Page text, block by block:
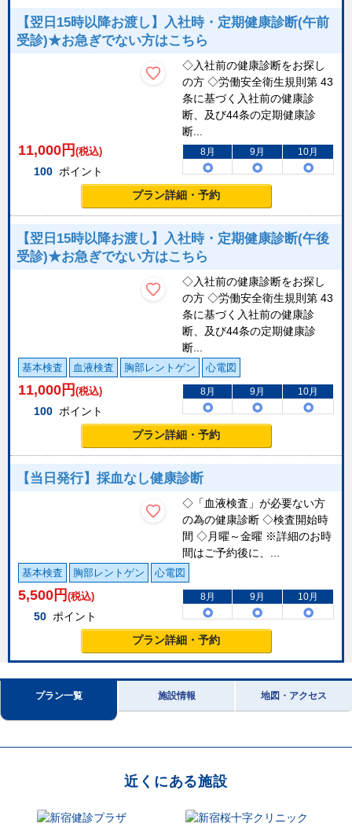
【翌日15時以降お渡し】入社時・定期健康診断(午前
受診)★お急ぎでない方はこちら
◇入社前の健康診断をお探し
の方 ◇労働安全衛生規則第 43
条に基づく入社前の健康診
断、及び44条の定期健康診
断...
11,000 円 (税込)
100 ポイント
8月 9月 10月
プラン詳細・予約
【翌日15時以降お渡し】入社時・定期健康診断(午後
受診)★お急ぎでない方はこちら
◇入社前の健康診断をお探し
の方 ◇労働安全衛生規則第 43
条に基づく入社前の健康診
断、及び44条の定期健康診
断...
基本検査 血液検査 胸部レントゲン 心電図
11,000 円 (税込)
100 ポイント
8月 9月 10月
プラン詳細・予約
【当日発行】採血なし健康診断
◇「血液検査」が必要ない方
の為の健康診断 ◇検査開始時
間 ◇月曜～金曜 ※詳細のお時
間はご予約後に、...
基本検査 胸部レントゲン 心電図
5,500 円 (税込)
50 ポイント
8月 9月 10月
プラン詳細・予約
プラン一覧 施設情報 地図・アクセス
近くにある施設